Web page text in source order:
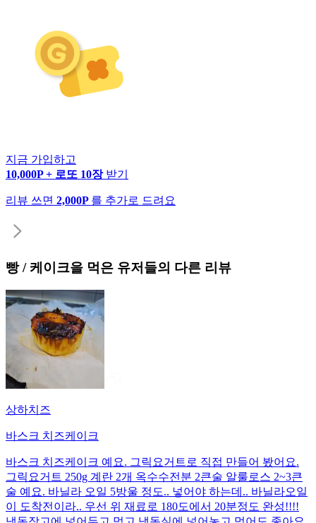
지금 가입하고
10,000P + 로또 10장 받기
리뷰 쓰면 2,000P 를 추가로 드려요
빵 / 케이크을 먹은 유저들의 다른 리뷰
상하치즈
바스크 치즈케이크
바스크 치즈케이크 예요. 그릭요거트로 직접 만들어 봤어요.
그릭요거트 250g 계란 2개 옥수수전분 2큰술 알룰로스 2~3큰
술 예요. 바닐라 오일 5방울 정도.. 넣어야 하는데.. 바닐라오일
이 도착전이라.. 우선 위 재료로 180도에서 20분정도 완성!!!!